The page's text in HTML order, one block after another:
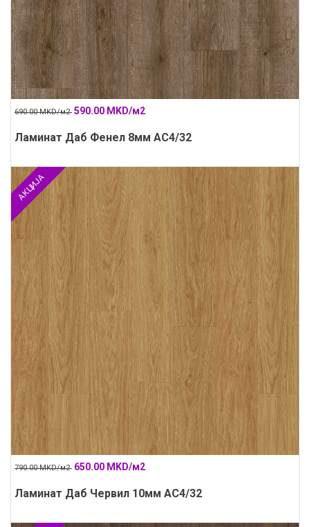
690.00 MKD/м2 590.00 MKD/м2
Ламинат Даб Фенел 8мм АС4/32
АКЦИЈА
790.00 MKD/м2 650.00 MKD/м2
Ламинат Даб Червил 10мм АС4/32